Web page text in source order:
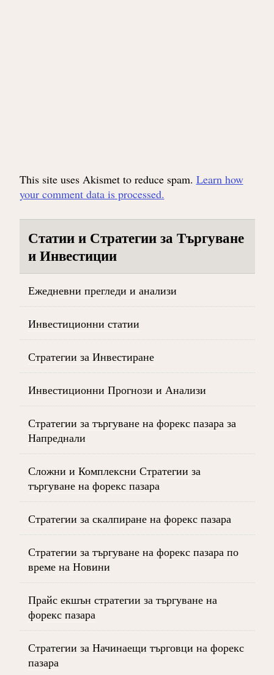
This site uses Akismet to reduce spam. Learn how
your comment data is processed.
Статии и Стратегии за Търгуване
и Инвестиции
Ежедневни прегледи и анализи
Инвестиционни статии
Стратегии за Инвестиране
Инвестиционни Прогнози и Анализи
Стратегии за търгуване на форекс пазара за
Напреднали
Сложни и Комплексни Стратегии за
търгуване на форекс пазара
Стратегии за скалпиране на форекс пазара
Стратегии за търгуване на форекс пазара по
време на Новини
Прайс екшън стратегии за търгуване на
форекс пазара
Стратегии за Начинаещи търговци на форекс
пазара